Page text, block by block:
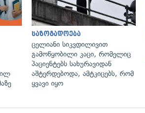
საზოგადოება
ცელიანი სიკვდილივით
გამოწყობილი კაცი, რომელიც
პაციენტებს სახურავიდან
აშტერდებოდა, ამტკიცებს, რომ
ყვავი იყო